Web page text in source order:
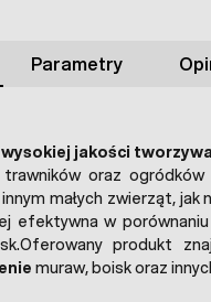
Parametry
wysokiej jakości
oraz ogródków
małych zwierząt, jak
efektywna w
produkt
muraw, boisk oraz